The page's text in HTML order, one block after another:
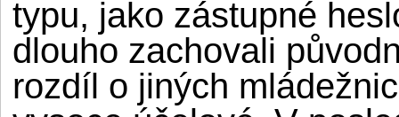
typu, jako zástupné
dlouho zachovali
rozdíl o jiných